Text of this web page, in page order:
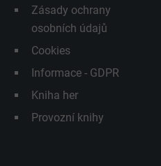
Zásady ochrany
osobních údajů
Cookies
Informace - GDPR
Kniha her
Provozní knihy